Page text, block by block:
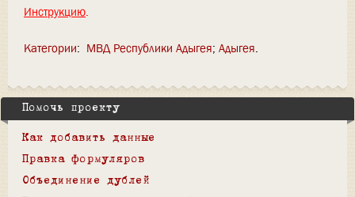
Инструкцию.
Категории: МВД Республики Адыгея Адыгея
Помочь проекту
Как добавить данные
Правка формуляров
Объединение дублей